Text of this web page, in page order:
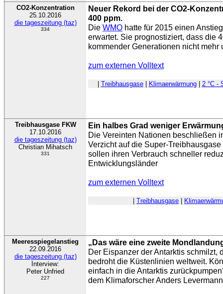
CO2-Konzentration
25.10.2016
die tageszeitung (taz)
334
Neuer Rekord bei der CO2-
400 ppm.
Die WMO hatte für 2015 einen
erwartet. Sie prognostiziert, dass die
kommender Generationen nicht mehr
zum externen Volltext
Treibhausgase| Klimaerwärmung| 2 °C -
Treibhausgase FKW
17.10.2016
die tageszeitung (taz)
Christian Mihatsch
331
Ein halbes Grad weniger
Die Vereinten Nationen beschließen
Verzicht auf die Super-
sollen ihren Verbrauch schneller
Entwicklungsländer
zum externen Volltext
Treibhausgase
Meeresspiegelanstieg
22.09.2016
die tageszeitung (taz)
Interview:
Peter Unfried
227
„Das wäre eine zweite
Der Eispanzer der Antarktis schmilzt,
bedroht die Küstenlinien weltweit.
einfach in die Antarktis
dem Klimaforscher Anders Levermann